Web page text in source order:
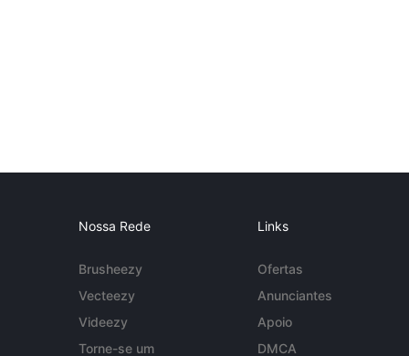
Nossa Rede
Brusheezy
Vecteezy
Videezy
Torne-se um
Links
Ofertas
Anunciantes
Apoio
DMCA